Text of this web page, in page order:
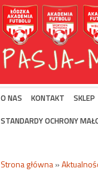
O NAS KONTAKT SKLEP
STANDARDY OCHRONY
Strona główna»